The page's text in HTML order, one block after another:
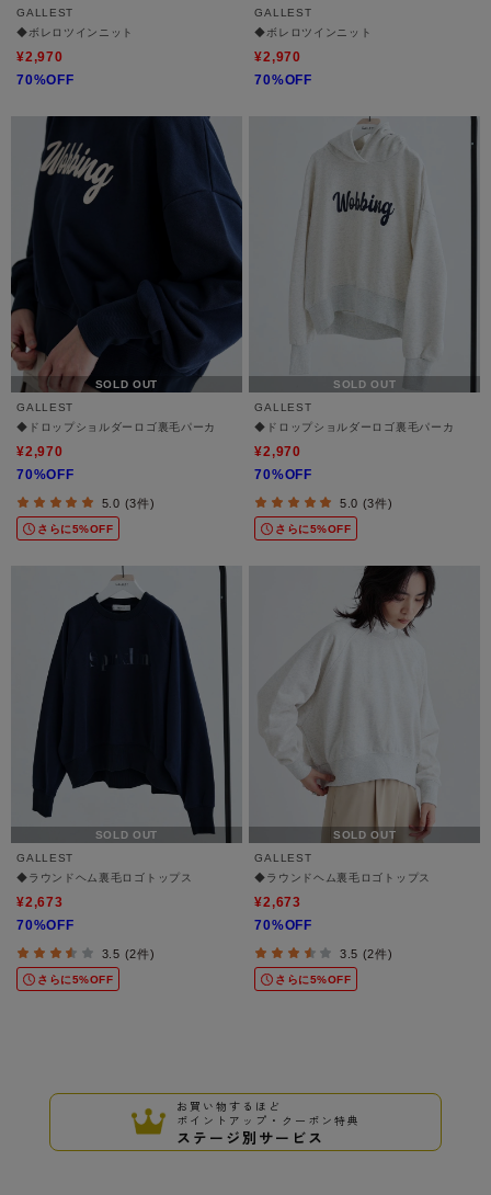
GALLEST
◆ボレロツインニット
¥2,970
70%OFF
GALLEST
◆ボレロツインニット
¥2,970
70%OFF
SOLD OUT
GALLEST
◆ドロップショルダーロゴ裏毛パーカ
¥2,970
70%OFF
5.0 (3件)
さらに5%OFF
SOLD OUT
GALLEST
◆ドロップショルダーロゴ裏毛パーカ
¥2,970
70%OFF
5.0 (3件)
さらに5%OFF
SOLD OUT
GALLEST
◆ラウンドヘム裏毛ロゴトップス
¥2,673
70%OFF
3.5 (2件)
さらに5%OFF
SOLD OUT
GALLEST
◆ラウンドヘム裏毛ロゴトップス
¥2,673
70%OFF
3.5 (2件)
さらに5%OFF
お買い物するほど
ポイントアップ・クーポン特典
ステージ別サービス